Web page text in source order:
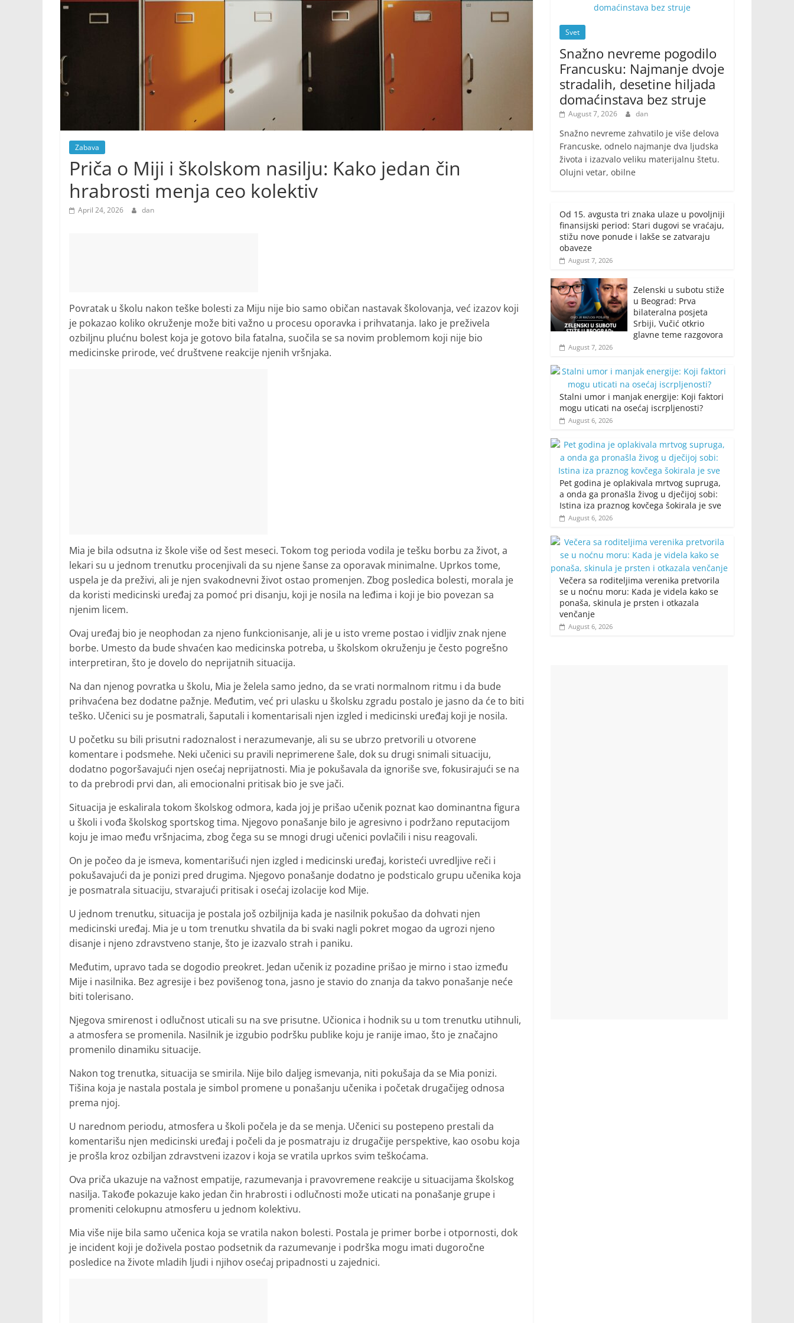
Zabava
Priča o Miji i školskom nasilju: Kako jedan čin
hrabrosti menja ceo kolektiv
April 24, 2026 dan
Povratak u školu nakon teške bolesti za Miju nije bio samo običan nastavak školovanja, već izazov koji
je pokazao koliko okruženje može biti važno u procesu oporavka i prihvatanja. Iako je preživela
ozbiljnu plućnu bolest koja je gotovo bila fatalna, suočila se sa novim problemom koji nije bio
medicinske prirode, već društvene reakcije njenih vršnjaka.
Mia je bila odsutna iz škole više od šest meseci. Tokom tog perioda vodila je tešku borbu za život, a
lekari su u jednom trenutku procenjivali da su njene šanse za oporavak minimalne. Uprkos tome,
uspela je da preživi, ali je njen svakodnevni život ostao promenjen. Zbog posledica bolesti, morala je
da koristi medicinski uređaj za pomoć pri disanju, koji je nosila na leđima i koji je bio povezan sa
njenim licem.
Ovaj uređaj bio je neophodan za njeno funkcionisanje, ali je u isto vreme postao i vidljiv znak njene
borbe. Umesto da bude shvaćen kao medicinska potreba, u školskom okruženju je često pogrešno
interpretiran, što je dovelo do neprijatnih situacija.
Na dan njenog povratka u školu, Mia je želela samo jedno, da se vrati normalnom ritmu i da bude
prihvaćena bez dodatne pažnje. Međutim, već pri ulasku u školsku zgradu postalo je jasno da će to biti
teško. Učenici su je posmatrali, šaputali i komentarisali njen izgled i medicinski uređaj koji je nosila.
U početku su bili prisutni radoznalost i nerazumevanje, ali su se ubrzo pretvorili u otvorene
komentare i podsmehe. Neki učenici su pravili neprimerene šale, dok su drugi snimali situaciju,
dodatno pogoršavajući njen osećaj neprijatnosti. Mia je pokušavala da ignoriše sve, fokusirajući se na
to da prebrodi prvi dan, ali emocionalni pritisak bio je sve jači.
Situacija je eskalirala tokom školskog odmora, kada joj je prišao učenik poznat kao dominantna figura
u školi i vođa školskog sportskog tima. Njegovo ponašanje bilo je agresivno i podržano reputacijom
koju je imao među vršnjacima, zbog čega su se mnogi drugi učenici povlačili i nisu reagovali.
On je počeo da je ismeva, komentarišući njen izgled i medicinski uređaj, koristeći uvredljive reči i
pokušavajući da je ponizi pred drugima. Njegovo ponašanje dodatno je podsticalo grupu učenika koja
je posmatrala situaciju, stvarajući pritisak i osećaj izolacije kod Mije.
U jednom trenutku, situacija je postala još ozbiljnija kada je nasilnik pokušao da dohvati njen
medicinski uređaj. Mia je u tom trenutku shvatila da bi svaki nagli pokret mogao da ugrozi njeno
disanje i njeno zdravstveno stanje, što je izazvalo strah i paniku.
Međutim, upravo tada se dogodio preokret. Jedan učenik iz pozadine prišao je mirno i stao između
Mije i nasilnika. Bez agresije i bez povišenog tona, jasno je stavio do znanja da takvo ponašanje neće
biti tolerisano.
Njegova smirenost i odlučnost uticali su na sve prisutne. Učionica i hodnik su u tom trenutku utihnuli,
a atmosfera se promenila. Nasilnik je izgubio podršku publike koju je ranije imao, što je značajno
promenilo dinamiku situacije.
Nakon tog trenutka, situacija se smirila. Nije bilo daljeg ismevanja, niti pokušaja da se Mia ponizi.
Tišina koja je nastala postala je simbol promene u ponašanju učenika i početak drugačijeg odnosa
prema njoj.
U narednom periodu, atmosfera u školi počela je da se menja. Učenici su postepeno prestali da
komentarišu njen medicinski uređaj i počeli da je posmatraju iz drugačije perspektive, kao osobu koja
je prošla kroz ozbiljan zdravstveni izazov i koja se vratila uprkos svim teškoćama.
Ova priča ukazuje na važnost empatije, razumevanja i pravovremene reakcije u situacijama školskog
nasilja. Takođe pokazuje kako jedan čin hrabrosti i odlučnosti može uticati na ponašanje grupe i
promeniti celokupnu atmosferu u jednom kolektivu.
Mia više nije bila samo učenica koja se vratila nakon bolesti. Postala je primer borbe i otpornosti, dok
je incident koji je doživela postao podsetnik da razumevanje i podrška mogu imati dugoročne
posledice na živote mladih ljudi i njihov osećaj pripadnosti u zajednici.
Svet
Snažno nevreme pogodilo
Francusku: Najmanje dvoje
stradalih, desetine hiljada
domaćinstava bez struje
August 7, 2026 dan
Snažno nevreme zahvatilo je više delova
Francuske, odnelo najmanje dva ljudska
života i izazvalo veliku materijalnu štetu.
Olujni vetar, obilne
Od 15. avgusta tri znaka ulaze u povoljniji
finansijski period: Stari dugovi se vraćaju,
stižu nove ponude i lakše se zatvaraju
obaveze
August 7, 2026
Zelenski u subotu stiže
u Beograd: Prva
bilateralna posjeta
Srbiji, Vučić otkrio
glavne teme razgovora
August 7, 2026
Stalni umor i manjak energije: Koji faktori
mogu uticati na osećaj iscrpljenosti?
August 6, 2026
Pet godina je oplakivala mrtvog supruga,
a onda ga pronašla živog u dječijoj sobi:
Istina iza praznog kovčega šokirala je sve
August 6, 2026
Večera sa roditeljima verenika pretvorila
se u noćnu moru: Kada je videla kako se
ponaša, skinula je prsten i otkazala
venčanje
August 6, 2026